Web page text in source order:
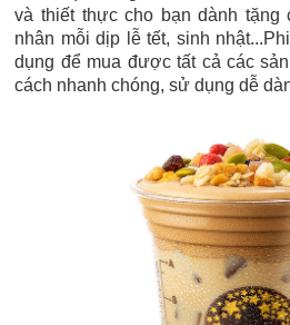
và thiết thực cho bạn dành tặng
nhân mỗi dịp lễ tết, sinh
dụng để mua được tất cả các
cách nhanh chóng, sử dụng dễ